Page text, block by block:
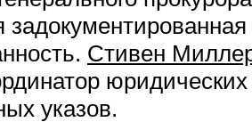
Стивен
указов.